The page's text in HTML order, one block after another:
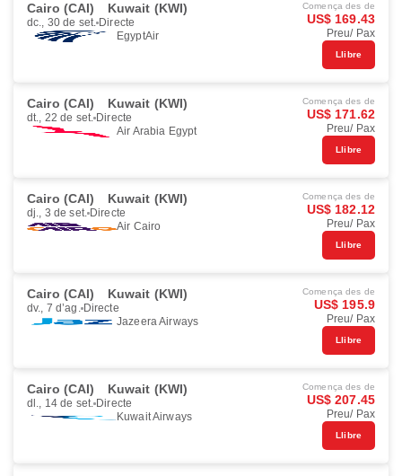
Cairo (CAI) Kuwait (KWI)
dc., 30 de set. Directe
EgyptAir
Comença des de
US$ 169.43
Preu/ Pax
Llibre
Cairo (CAI) Kuwait (KWI)
dt., 22 de set. Directe
Air Arabia Egypt
Comença des de
US$ 171.62
Preu/ Pax
Llibre
Cairo (CAI) Kuwait (KWI)
dj., 3 de set. Directe
Air Cairo
Comença des de
US$ 182.12
Preu/ Pax
Llibre
Cairo (CAI) Kuwait (KWI)
dv., 7 d’ag. Directe
Jazeera Airways
Comença des de
US$ 195.9
Preu/ Pax
Llibre
Cairo (CAI) Kuwait (KWI)
dl., 14 de set. Directe
Kuwait Airways
Comença des de
US$ 207.45
Preu/ Pax
Llibre